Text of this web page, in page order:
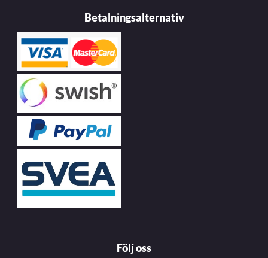
Betalningsalternativ
Följ oss